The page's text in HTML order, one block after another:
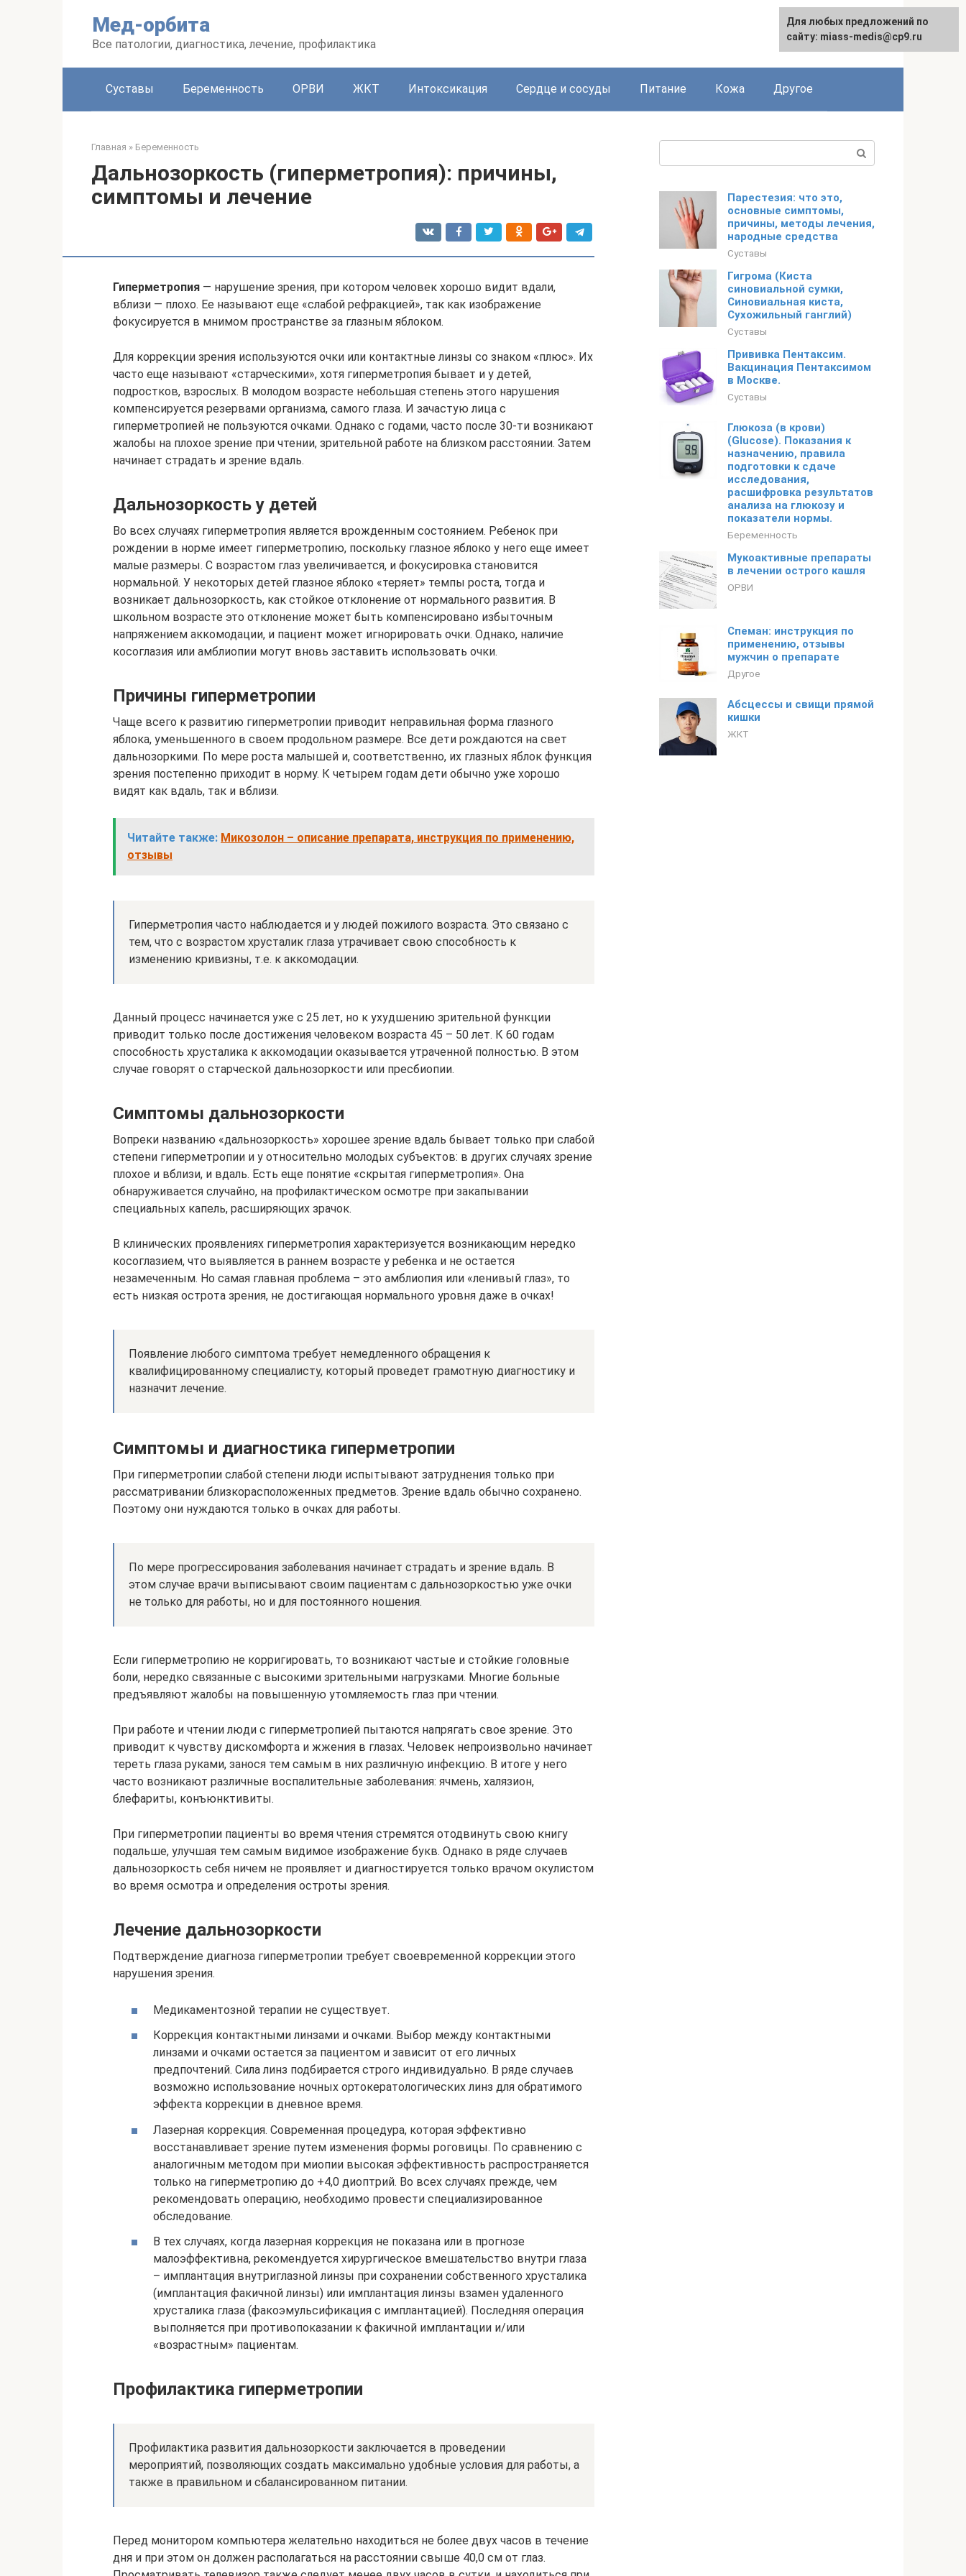
Мед-орбита
Все патологии, диагностика, лечение, профилактика
Суставы Беременность ОРВИ ЖКТ Интоксикация Сердце и сосуды Питание Кожа Другое
Главная » Беременность
Дальнозоркость (гиперметропия): причины,
симптомы и лечение
Гиперметропия — нарушение зрения, при котором человек хорошо видит вдали,
вблизи — плохо. Ее называют еще «слабой рефракцией», так как изображение
фокусируется в мнимом пространстве за глазным яблоком.
Для коррекции зрения используются очки или контактные линзы со знаком «плюс». Их
часто еще называют «старческими», хотя гиперметропия бывает и у детей,
подростков, взрослых. В молодом возрасте небольшая степень этого нарушения
компенсируется резервами организма, самого глаза. И зачастую лица с
гиперметропией не пользуются очками. Однако с годами, часто после 30-ти возникают
жалобы на плохое зрение при чтении, зрительной работе на близком расстоянии. Затем
начинает страдать и зрение вдаль.
Дальнозоркость у детей
Во всех случаях гиперметропия является врожденным состоянием. Ребенок при
рождении в норме имеет гиперметропию, поскольку глазное яблоко у него еще имеет
малые размеры. С возрастом глаз увеличивается, и фокусировка становится
нормальной. У некоторых детей глазное яблоко «теряет» темпы роста, тогда и
возникает дальнозоркость, как стойкое отклонение от нормального развития. В
школьном возрасте это отклонение может быть компенсировано избыточным
напряжением аккомодации, и пациент может игнорировать очки. Однако, наличие
косоглазия или амблиопии могут вновь заставить использовать очки.
Причины гиперметропии
Чаще всего к развитию гиперметропии приводит неправильная форма глазного
яблока, уменьшенного в своем продольном размере. Все дети рождаются на свет
дальнозоркими. По мере роста малышей и, соответственно, их глазных яблок функция
зрения постепенно приходит в норму. К четырем годам дети обычно уже хорошо
видят как вдаль, так и вблизи.
Читайте также: Микозолон – описание препарата, инструкция по применению,
отзывы
Гиперметропия часто наблюдается и у людей пожилого возраста. Это связано с
тем, что с возрастом хрусталик глаза утрачивает свою способность к
изменению кривизны, т.е. к аккомодации.
Данный процесс начинается уже с 25 лет, но к ухудшению зрительной функции
приводит только после достижения человеком возраста 45 – 50 лет. К 60 годам
способность хрусталика к аккомодации оказывается утраченной полностью. В этом
случае говорят о старческой дальнозоркости или пресбиопии.
Симптомы дальнозоркости
Вопреки названию «дальнозоркость» хорошее зрение вдаль бывает только при слабой
степени гиперметропии и у относительно молодых субъектов: в других случаях зрение
плохое и вблизи, и вдаль. Есть еще понятие «скрытая гиперметропия». Она
обнаруживается случайно, на профилактическом осмотре при закапывании
специальных капель, расширяющих зрачок.
В клинических проявлениях гиперметропия характеризуется возникающим нередко
косоглазием, что выявляется в раннем возрасте у ребенка и не остается
незамеченным. Но самая главная проблема – это амблиопия или «ленивый глаз», то
есть низкая острота зрения, не достигающая нормального уровня даже в очках!
Появление любого симптома требует немедленного обращения к
квалифицированному специалисту, который проведет грамотную диагностику и
назначит лечение.
Симптомы и диагностика гиперметропии
При гиперметропии слабой степени люди испытывают затруднения только при
рассматривании близкорасположенных предметов. Зрение вдаль обычно сохранено.
Поэтому они нуждаются только в очках для работы.
По мере прогрессирования заболевания начинает страдать и зрение вдаль. В
этом случае врачи выписывают своим пациентам с дальнозоркостью уже очки
не только для работы, но и для постоянного ношения.
Если гиперметропию не корригировать, то возникают частые и стойкие головные
боли, нередко связанные с высокими зрительными нагрузками. Многие больные
предъявляют жалобы на повышенную утомляемость глаз при чтении.
При работе и чтении люди с гиперметропией пытаются напрягать свое зрение. Это
приводит к чувству дискомфорта и жжения в глазах. Человек непроизвольно начинает
тереть глаза руками, занося тем самым в них различную инфекцию. В итоге у него
часто возникают различные воспалительные заболевания: ячмень, халязион,
блефариты, конъюнктивиты.
При гиперметропии пациенты во время чтения стремятся отодвинуть свою книгу
подальше, улучшая тем самым видимое изображение букв. Однако в ряде случаев
дальнозоркость себя ничем не проявляет и диагностируется только врачом окулистом
во время осмотра и определения остроты зрения.
Лечение дальнозоркости
Подтверждение диагноза гиперметропии требует своевременной коррекции этого
нарушения зрения.
Медикаментозной терапии не существует.
Коррекция контактными линзами и очками. Выбор между контактными
линзами и очками остается за пациентом и зависит от его личных
предпочтений. Сила линз подбирается строго индивидуально. В ряде случаев
возможно использование ночных ортокератологических линз для обратимого
эффекта коррекции в дневное время.
Лазерная коррекция. Современная процедура, которая эффективно
восстанавливает зрение путем изменения формы роговицы. По сравнению с
аналогичным методом при миопии высокая эффективность распространяется
только на гиперметропию до +4,0 диоптрий. Во всех случаях прежде, чем
рекомендовать операцию, необходимо провести специализированное
обследование.
В тех случаях, когда лазерная коррекция не показана или в прогнозе
малоэффективна, рекомендуется хирургическое вмешательство внутри глаза
– имплантация внутриглазной линзы при сохранении собственного хрусталика
(имплантация факичной линзы) или имплантация линзы взамен удаленного
хрусталика глаза (факоэмульсификация с имплантацией). Последняя операция
выполняется при противопоказании к факичной имплантации и/или
«возрастным» пациентам.
Профилактика гиперметропии
Профилактика развития дальнозоркости заключается в проведении
мероприятий, позволяющих создать максимально удобные условия для работы, а
также в правильном и сбалансированном питании.
Перед монитором компьютера желательно находиться не более двух часов в течение
дня и при этом он должен располагаться на расстоянии свыше 40,0 см от глаз.
Парестезия: что это,
основные симптомы,
причины, методы лечения,
народные средства
Суставы
Гигрома (Киста
синовиальной сумки,
Синовиальная киста,
Сухожильный ганглий)
Суставы
Прививка Пентаксим.
Вакцинация Пентаксимом
в Москве.
Суставы
Глюкоза (в крови)
(Glucose). Показания к
назначению, правила
подготовки к сдаче
исследования,
расшифровка результатов
анализа на глюкозу и
показатели нормы.
Беременность
Мукоактивные препараты
в лечении острого кашля
ОРВИ
Спеман: инструкция по
применению, отзывы
мужчин о препарате
Другое
Абсцессы и cвищи прямой
кишки
ЖКТ
Для любых предложений по
сайту: miass-medis@cp9.ru